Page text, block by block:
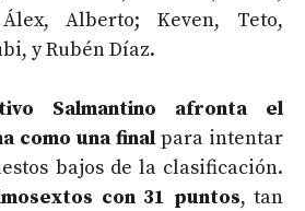
Alberto; Keven, Teto,
y Rubén Díaz.
Salmantino afronta el
como una final para intentar
bajos de la clasificación.
con 31 puntos, tan